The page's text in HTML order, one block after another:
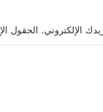
الإلكتروني. الحقول